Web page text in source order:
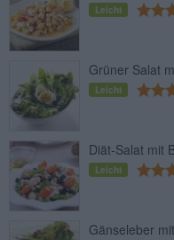
Leicht
Grüner Salat
Leicht
Diät-Salat mit
Leicht
Gänseleber